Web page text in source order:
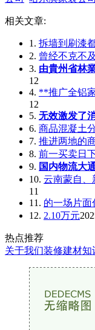
相关文章:
1. 拆墙到刷漆
2. 曾经不克不
3. 由貴州省林
12
4. **推广全铝
12
5. 无效激发了
6. 商品混凝土
7. 推进两地的
8. 前一买卖日
9. 国内物流大
10. 云南蒙自、
11
11. 的一场片面
12. 2.10万元
热点推荐
关于我们装修建材知